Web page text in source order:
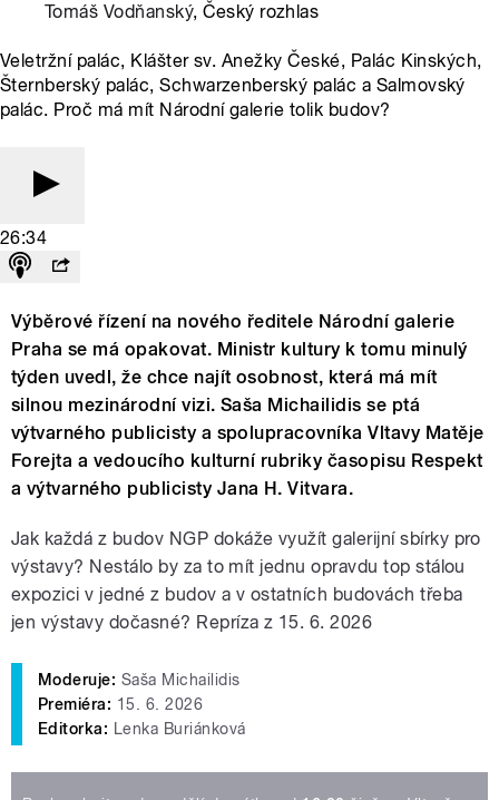
Tomáš Vodňanský, Český rozhlas
Veletržní palác, Klášter sv. Anežky České, Palác Kinských,
Šternberský palác, Schwarzenberský palác a Salmovský
palác. Proč má mít Národní galerie tolik budov?
26:34
Výběrové řízenína nového ředitele Národnígalerie
Praha se má opakovat. Ministr kultury k tomu minulý
týden uvedl, že chce najít osobnost, která má mít
silnou mezinárodnívizi. Saša Michailidis se ptá
výtvarného publicisty a spolupracovníka Vltavy Matěje
Forejta a vedoucího kulturnírubriky časopisu Respekt
a výtvarného publicisty Jana H. Vitvara.
Jak každá z budov NGP dokáže využít galerijnísbírky pro
výstavy? Nestálo by za to mít jednu opravdu top stálou
expozici v jedné z budov a v ostatních budovách třeba
jen výstavy dočasné? Repríza z 15. 6. 2026
Moderuje: Saša Michailidis
Premiéra: 15. 6. 2026
Editorka: Lenka Buriánková